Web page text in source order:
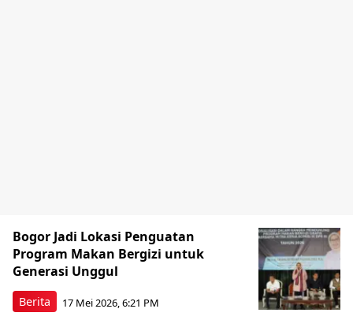
Berita
Bogor Jadi Lokasi Penguatan
Program Makan Bergizi untuk
Generasi Unggul
17 Mei 2026, 6:21 PM